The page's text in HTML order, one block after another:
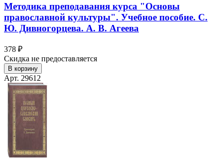
Методика преподавания курса "Основы
православной культуры". Учебное пособие. С.
Ю. Дивногорцева. А. В. Агеева
378 ₽
Скидка не предоставляется
В корзину
Арт. 29612